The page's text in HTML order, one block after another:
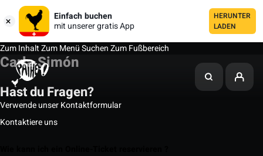
Einfach buchen
mit unserer gratis App
HERUNTER
LADEN
Zum InhaltZum MenüSuchenZum Fußbereich
Carla Simón
Hast du Fragen?
Verwende unser Kontaktformular
Kontaktiere uns